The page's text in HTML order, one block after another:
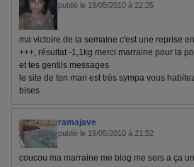
publié le 19/05/2010 à 22:25
ma victoire de la semaine c'est une reprise
+++, résultat -1,1kg merci marraine pour la
et tes gentils messages
le site de ton mari est très sympa vous
bises
ramajave
publié le 19/05/2010 à 21:52
coucou ma marraine me blog me sers a ça